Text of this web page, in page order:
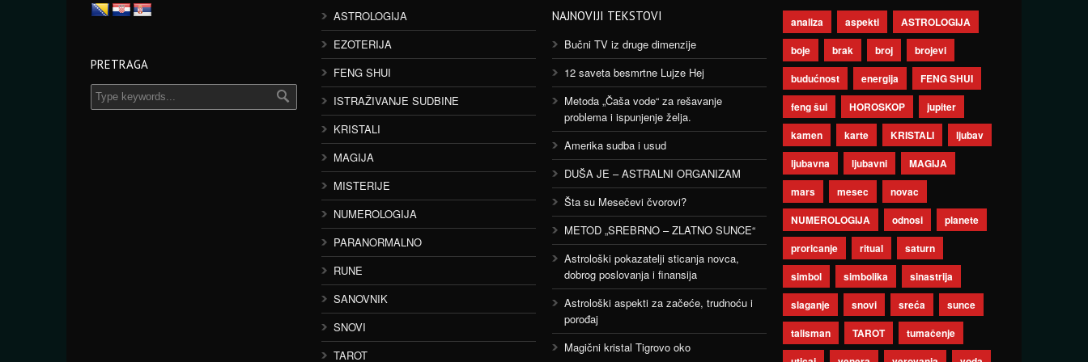
PRETRAGA
ASTROLOGIJA
EZOTERIJA
FENG SHUI
ISTRAŽIVANJE SUDBINE
KRISTALI
MAGIJA
MISTERIJE
NUMEROLOGIJA
PARANORMALNO
RUNE
SANOVNIK
SNOVI
TAROT
NAJNOVIJI TEKSTOVI
Bučni TV iz druge dimenzije
12 saveta besmrtne Lujze Hej
Metoda „Čaša vode“ za rešavanje
problema i ispunjenje želja.
Amerika sudba i usud
DUŠA JE – ASTRALNI ORGANIZAM
Šta su Mesečevi čvorovi?
METOD „SREBRNO – ZLATNO SUNCE“
Astrološki pokazatelji sticanja novca,
dobrog poslovanja i finansija
Astrološki aspekti za začeće, trudnoću i
porođaj
Magični kristal Tigrovo oko
analiza aspekti
ASTROLOGIJA
boje
brak broj
brojevi
budućnost
energija
FENG SHUI
feng šui
HOROSKOP
jupiter
kamen
karte KRISTALI
ljubav
ljubavna
ljubavni
MAGIJA
mars
mesec
novac
NUMEROLOGIJA
odnosi
planete
proricanje
ritual
saturn
simbol
simbolika
sinastrija
slaganje
snovi sreća
sunce
talisman
TAROT
tumačenje